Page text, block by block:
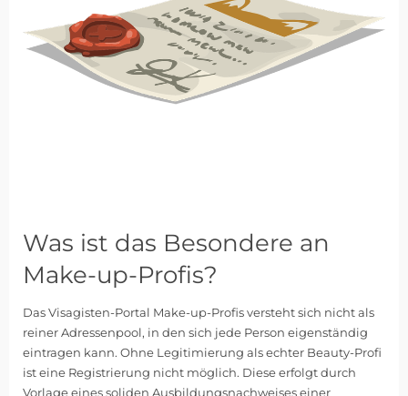
Was ist das Besondere an
Make-up-Profis?
Das Visagisten-Portal Make-up-Profis versteht sich nicht als
reiner Adressenpool, in den sich jede Person eigenständig
eintragen kann. Ohne Legitimierung als echter Beauty-Profi
ist eine Registrierung nicht möglich. Diese erfolgt durch
Vorlage eines soliden Ausbildungsnachweises einer